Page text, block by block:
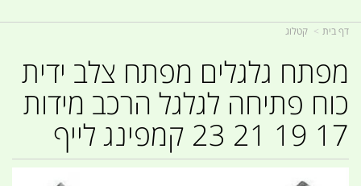
דף בית קטלוג
מפתח גלגלים מפתח צלב ידית
כוח פתיחה לגלגל הרכב מידות
17 19 21 23 קמפינג לייף